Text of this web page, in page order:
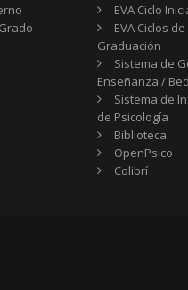
EVA Ciclo
EVA Ciclos
Graduación
Sistema de
Enseñanza /
Sistema de
de Psicología
Biblioteca
OpenPsico
Colibrí